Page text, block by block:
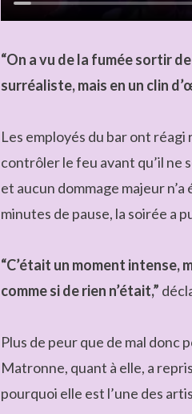
“On a vu de la fumée sortir
surréaliste, mais en un clin
Les employés du bar ont
contrôler le feu avant qu’il ne
et aucun dommage majeur
minutes de pause, la soirée a
“C’était un moment intense,
comme si de rien n’était,”
Plus de peur que de mal donc
Matronne, quant à elle, a
pourquoi elle est l’une des